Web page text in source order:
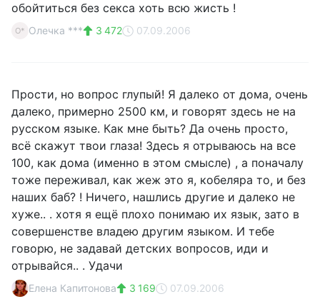
обойтиться без секса хоть всю жисть !
О* Олечка *** 3 472 07.09.2006
Прости, но вопрос глупый! Я далеко от дома, очень
далеко, примерно 2500 км, и говорят здесь не на
русском языке. Как мне быть? Да очень просто,
всё скажут твои глаза! Здесь я отрываюсь на все
100, как дома (именно в этом смысле) , а поначалу
тоже переживал, как жеж это я, кобеляра то, и без
наших баб? ! Ничего, нашлись другие и далеко не
хуже.. . хотя я ещё плохо понимаю их язык, зато в
совершенстве владею другим языком. И тебе
говорю, не задавай детских вопросов, иди и
отрывайся.. . Удачи
Елена Капитонова 3 169 07.09.2006